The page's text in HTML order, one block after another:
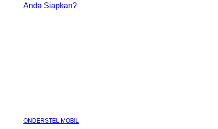
ONDERSTEL MOBIL